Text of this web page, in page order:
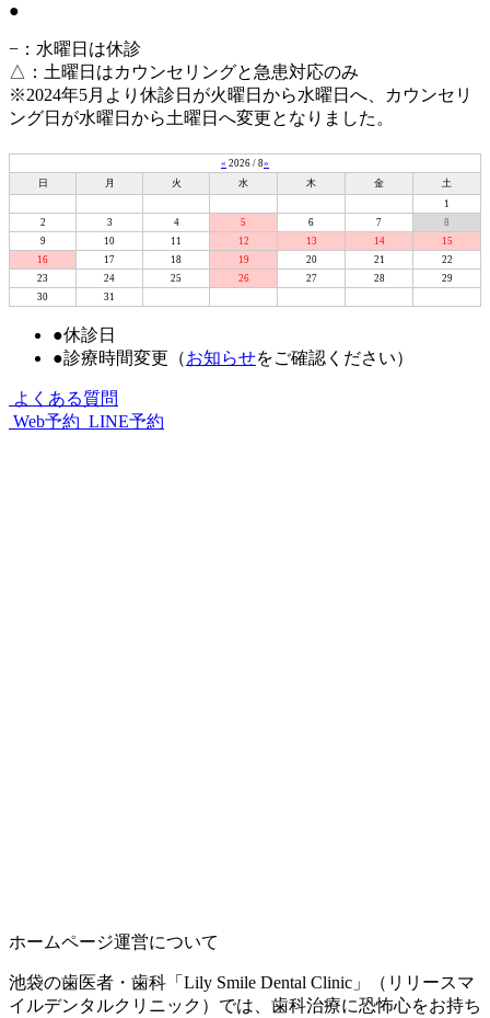
●
− ：水曜日は休診
△ ：土曜日はカウンセリングと急患対応のみ
※2024年5月より休診日が火曜日から水曜日へ、カウンセリ
ング日が水曜日から土曜日へ変更となりました。
« 2026 / 8»
日
月 火 水 木 金
土
1
2
3 4 5 6 7
8
9
10 11 12 13 14
15
16
17 18 19 20 21
22
23
24 25 26 27 28
29
30
31
●休診日
●診療時間変更（お知らせをご確認ください）
よくある質問
Web予約 LINE予約
ホームページ運営について
池袋の歯医者・歯科「Lily Smile Dental Clinic」（リリースマ
イルデンタルクリニック）では、歯科治療に恐怖心をお持ち